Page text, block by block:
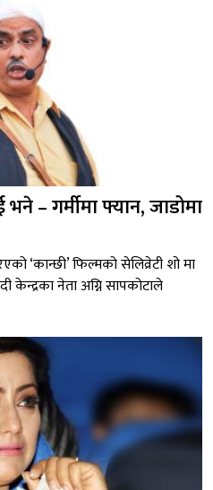
– गर्मीमा फ्यान, जाडोमा
‘कान्छी’ फिल्मको सेलिव्रेटी शो मा
केन्द्रका नेता अग्नि सापकोटाले